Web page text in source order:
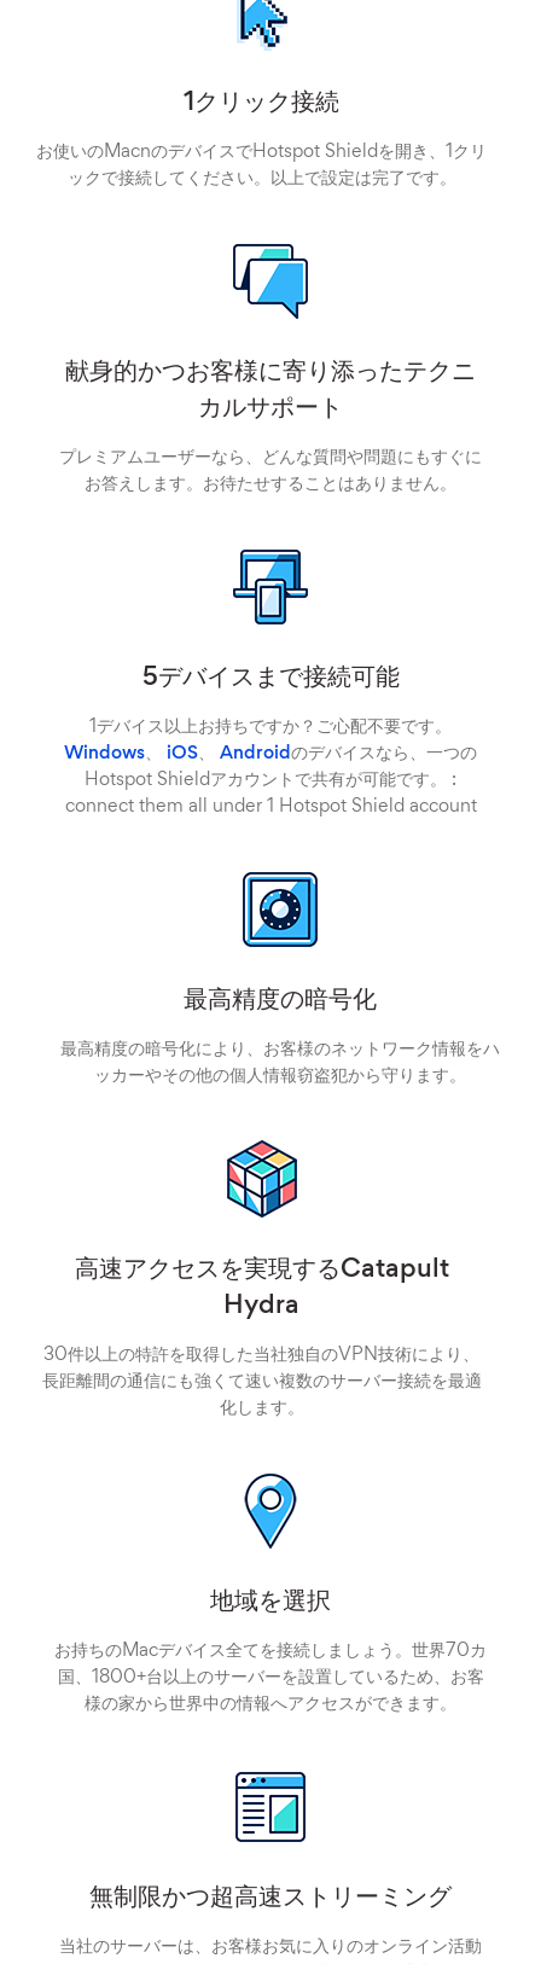
1クリック接続
お使いのMacnのデバイスでHotspot Shieldを開き、1クリ
ックで接続してください。以上で設定は完了です。
献身的かつお客様に寄り添ったテクニ
カルサポート
プレミアムユーザーなら、どんな質問や問題にもすぐに
お答えします。お待たせすることはありません。
5デバイスまで接続可能
1デバイス以上お持ちですか？ご心配不要です。
Windows、 iOS、 Android のデバイスなら、一つの
Hotspot Shieldアカウントで共有が可能です。 :
connect them all under 1 Hotspot Shield account
最高精度の暗号化
最高精度の暗号化により、お客様のネットワーク情報をハ
ッカーやその他の個人情報窃盗犯から守ります。
高速アクセスを実現するCatapult
Hydra
30件以上の特許を取得した当社独自のVPN技術により、
長距離間の通信にも強くて速い複数のサーバー接続を最適
化します。
地域を選択
お持ちのMacデバイス全てを接続しましょう。世界70カ
国、1800+台以上のサーバーを設置しているため、お客
様の家から世界中の情報へアクセスができます。
無制限かつ超高速ストリーミング
当社のサーバーは、お客様お気に入りのオンライン活動